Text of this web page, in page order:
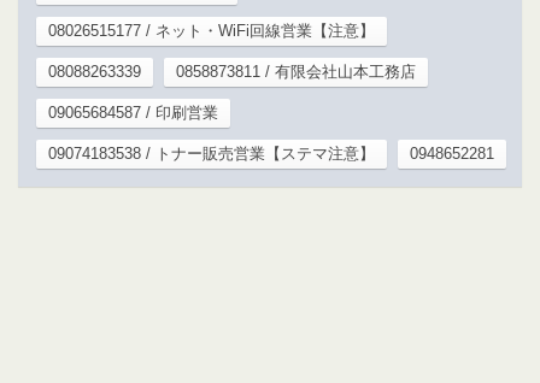
08026515177 / ネット・WiFi回線営業【注意】
08088263339 0858873811 / 有限会社山本工務店
09065684587 / 印刷営業
09074183538 / トナー販売営業【ステマ注意】 0948652281